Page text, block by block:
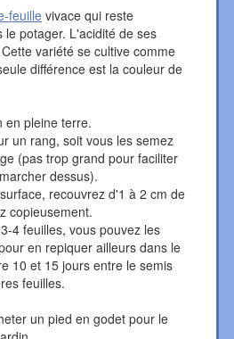
feuillevivace qui reste
le potager. L'acidité de ses
variété se cultive comme
différence est la couleur de
en pleine terre.
un rang, soit vous les semez
(pas trop grand pour faciliter
dessus).
recouvrez d'1 à 2 cm de
copieusement.
4 feuilles, vous pouvez les
en repiquer ailleurs dans le
10 et 15 jours entre le semis
feuilles.
un pied en godet pour le